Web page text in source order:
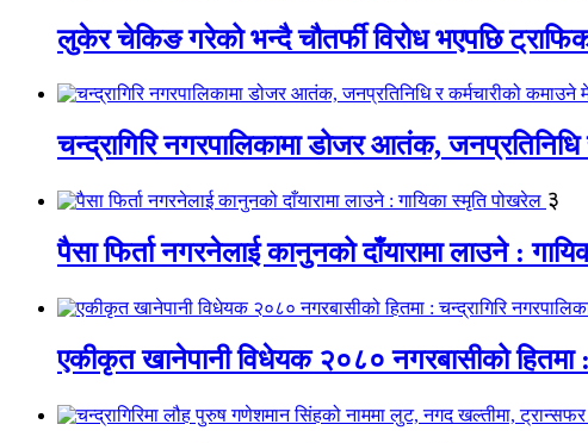
लुकेर चेकिङ गरेको भन्दै चौतर्फी विरोध भएपछि
चन्द्रागिरि नगरपालिकामा डोजर आतंक,
३
पैसा फिर्ता नगरनेलाई कानुनको दाँयारामा लाउने :
एकीकृत खानेपानी विधेयक २०८० नगरबासीको हितमा :